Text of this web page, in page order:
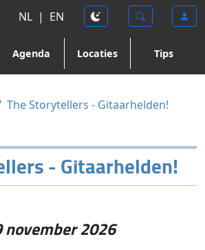
NL | EN
Agenda Locaties Tips
The Storytellers - Gitaarhelden!
- Gitaarhelden!
november 2026